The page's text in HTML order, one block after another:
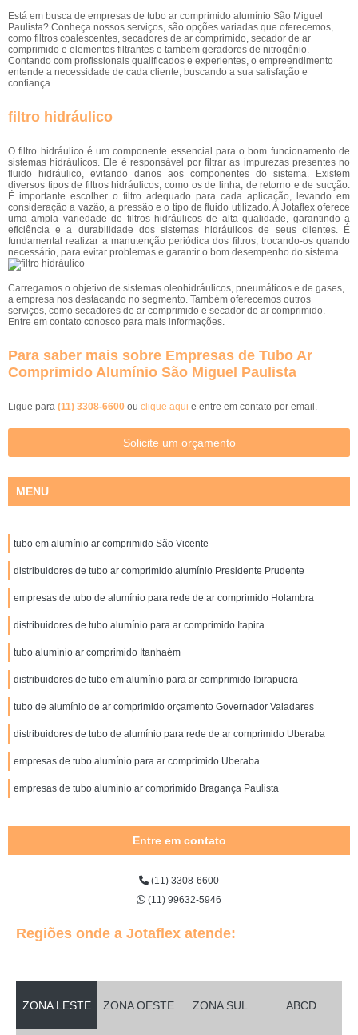
Está em busca de empresas de tubo ar comprimido alumínio São Miguel
Paulista? Conheça nossos serviços, são opções variadas que oferecemos,
como filtros coalescentes, secadores de ar comprimido, secador de ar
comprimido e elementos filtrantes e tambem geradores de nitrogênio.
Contando com profissionais qualificados e experientes, o empreendimento
entende a necessidade de cada cliente, buscando a sua satisfação e
confiança.
filtro hidráulico
O filtro hidráulico é um componente essencial para o bom funcionamento de
sistemas hidráulicos. Ele é responsável por filtrar as impurezas presentes no
fluido hidráulico, evitando danos aos componentes do sistema. Existem
diversos tipos de filtros hidráulicos, como os de linha, de retorno e de sucção.
É importante escolher o filtro adequado para cada aplicação, levando em
consideração a vazão, a pressão e o tipo de fluido utilizado. A Jotaflex oferece
uma ampla variedade de filtros hidráulicos de alta qualidade, garantindo a
eficiência e a durabilidade dos sistemas hidráulicos de seus clientes. É
fundamental realizar a manutenção periódica dos filtros, trocando-os quando
necessário, para evitar problemas e garantir o bom desempenho do sistema.
Carregamos o objetivo de sistemas oleohidráulicos, pneumáticos e de gases,
a empresa nos destacando no segmento. Também oferecemos outros
serviços, como secadores de ar comprimido e secador de ar comprimido.
Entre em contato conosco para mais informações.
Para saber mais sobre Empresas de Tubo Ar
Comprimido Alumínio São Miguel Paulista
Ligue para (11) 3308-6600 ou clique aqui e entre em contato por email.
Solicite um orçamento
MENU
tubo em alumínio ar comprimido São Vicente
distribuidores de tubo ar comprimido alumínio Presidente Prudente
empresas de tubo de alumínio para rede de ar comprimido Holambra
distribuidores de tubo alumínio para ar comprimido Itapira
tubo alumínio ar comprimido Itanhaém
distribuidores de tubo em alumínio para ar comprimido Ibirapuera
tubo de alumínio de ar comprimido orçamento Governador Valadares
distribuidores de tubo de alumínio para rede de ar comprimido Uberaba
empresas de tubo alumínio para ar comprimido Uberaba
empresas de tubo alumínio ar comprimido Bragança Paulista
Entre em contato
(11) 3308-6600
(11) 99632-5946
Regiões onde a Jotaflex atende:
ZONA LESTE ZONA OESTE ZONA SUL ABCD